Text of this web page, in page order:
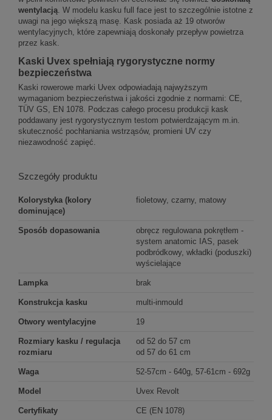
wentylacją. W modelu kasku full face jest to szczególnie istotne z
uwagi na jego większą masę. Kask posiada aż 19 otworów
wentylacyjnych, które zapewniają doskonały przepływ powietrza
przez kask.
Kaski Uvex spełniają rygorystyczne normy
bezpieczeństwa
Kaski rowerowe marki Uvex odpowiadają najwyższym
wymaganiom bezpieczeństwa i jakości zgodnie z normami: CE,
TÜV GS, EN 1078. Podczas całego procesu produkcji kask
poddawany jest rygorystycznym testom potwierdzającym m.in.
skuteczność pochłaniania wstrząsów, promieni UV czy
niezawodność zapięć.
Szczegóły produktu
Kolorystyka (kolory
dominujące)
fioletowy, czarny, matowy
Sposób dopasowania
obręcz regulowana pokrętłem -
system anatomic IAS, pasek
podbródkowy, wkładki (poduszki)
wyścielające
Lampka brak
Konstrukcja kasku multi-inmould
Otwory wentylacyjne 19
Rozmiary kasku / regulacja
rozmiaru
od 52 do 57 cm
od 57 do 61 cm
Waga 52-57cm - 640g, 57-61cm - 692g
Model Uvex Revolt
Certyfikaty CE (EN 1078)